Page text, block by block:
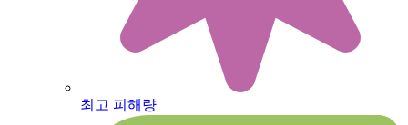
최고 피해량